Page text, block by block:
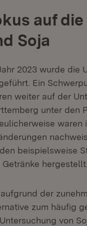
auf
Soja
2023 wurde die
Ein
weiter auf der
unter den
waren
beispielsweise
Getränke hergestellt.
der
zum häufig
von